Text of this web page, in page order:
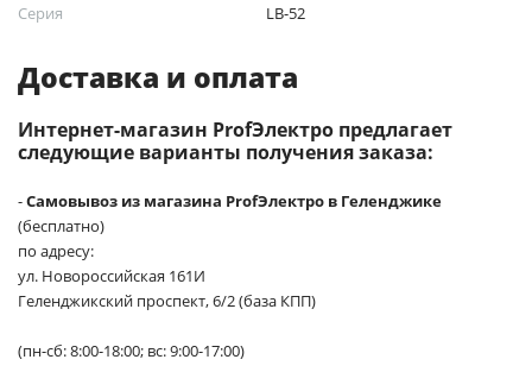
Серия
LB-52
Доставка и оплата
Интернет-магазин ProfЭлектро предлагает
следующие варианты получения заказа:
-Самовывоз из магазина ProfЭлектро в Геленджике
(бесплатно)
по адресу:
ул. Новороссийская 161И
Геленджикский проспект, 6/2 (база КПП)
(пн-сб: 8:00-18:00; вс: 9:00-17:00)